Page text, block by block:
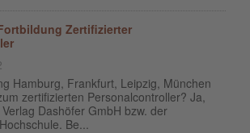
Zertifizierter
Hamburg, Frankfurt, Leipzig, München
zertifizierten Personalcontroller? Ja,
Dashöfer GmbH bzw. der
Be...